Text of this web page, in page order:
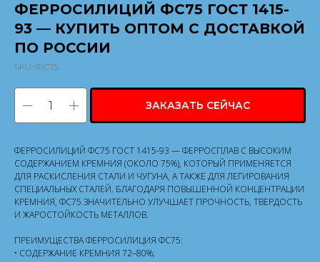
ФЕРРОСИЛИЦИЙ ФС75 ГОСТ 1415-
93 — КУПИТЬ ОПТОМ С ДОСТАВКОЙ
ПО РОССИИ
SKU: ФС75
ЗАКАЗАТЬ СЕЙЧАС
ФЕРРОСИЛИЦИЙ ФС75 ГОСТ 1415-93 — ФЕРРОСПЛАВ С ВЫСОКИМ
СОДЕРЖАНИЕМ КРЕМНИЯ (ОКОЛО 75%), КОТОРЫЙ ПРИМЕНЯЕТСЯ
ДЛЯ РАСКИСЛЕНИЯ СТАЛИ И ЧУГУНА, А ТАКЖЕ ДЛЯ ЛЕГИРОВАНИЯ
СПЕЦИАЛЬНЫХ СТАЛЕЙ. БЛАГОДАРЯ ПОВЫШЕННОЙ КОНЦЕНТРАЦИИ
КРЕМНИЯ, ФС75 ЗНАЧИТЕЛЬНО УЛУЧШАЕТ ПРОЧНОСТЬ, ТВЕРДОСТЬ
И ЖАРОСТОЙКОСТЬ МЕТАЛЛОВ.
ПРЕИМУЩЕСТВА ФЕРРОСИЛИЦИЯ ФС75:
• СОДЕРЖАНИЕ КРЕМНИЯ 72–80%;